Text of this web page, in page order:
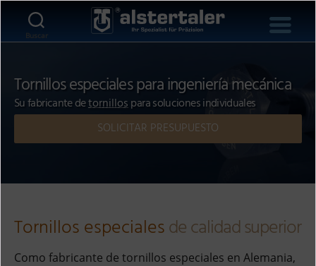
Buscar
Tornillos especiales para ingeniería mecánica
Su fabricante detornillospara soluciones individuales
SOLICITAR PRESUPUESTO
Tornillos especialesde calidad superior
Como fabricante de tornillos especiales en Alemania,